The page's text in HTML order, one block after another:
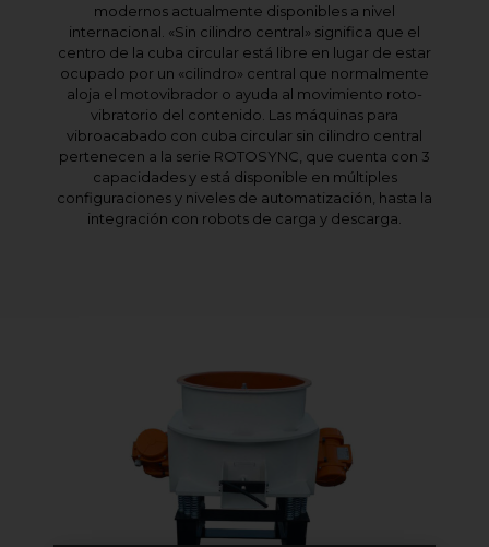
modernos actualmente disponibles a nivel
internacional. «Sin cilindro central» significa que el
centro de la cuba circular está libre en lugar de estar
ocupado por un «cilindro» central que normalmente
aloja el motovibrador o ayuda al movimiento roto-
vibratorio del contenido. Las máquinas para
vibroacabado con cuba circular sin cilindro central
pertenecen a la serie ROTOSYNC, que cuenta con 3
capacidades y está disponible en múltiples
configuraciones y niveles de automatización, hasta la
integración con robots de carga y descarga.